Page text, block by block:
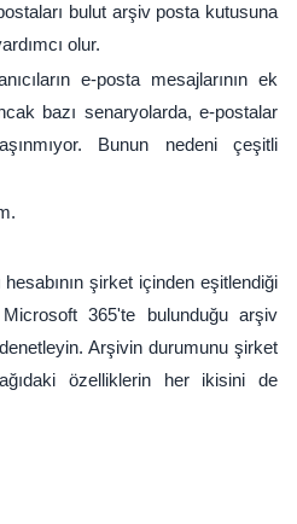
bulut arşiv posta kutusuna
olur.
e-posta mesajlarının ek
bazı senaryolarda, e-postalar
Bunun nedeni çeşitli
şirket içinden eşitlendiği
365'te bulunduğu arşiv
Arşivin durumunu şirket
özelliklerin her ikisini de